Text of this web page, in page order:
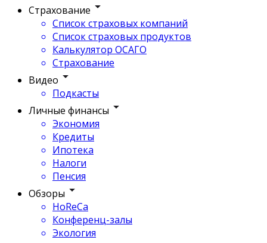
Страхование
Список страховых компаний
Список страховых продуктов
Калькулятор ОСАГО
Страхование
Видео
Подкасты
Личные финансы
Экономия
Кредиты
Ипотека
Налоги
Пенсия
Обзоры
HoReCa
Конференц-залы
Экология